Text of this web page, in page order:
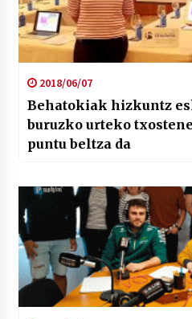
2018/06/07
Behatokiak hizkuntz
buruzko urteko
puntu beltza da